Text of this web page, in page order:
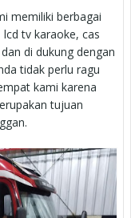
memiliki berbagai
tv karaoke, cas
di dukung dengan
tidak perlu ragu
kami karena
tujuan